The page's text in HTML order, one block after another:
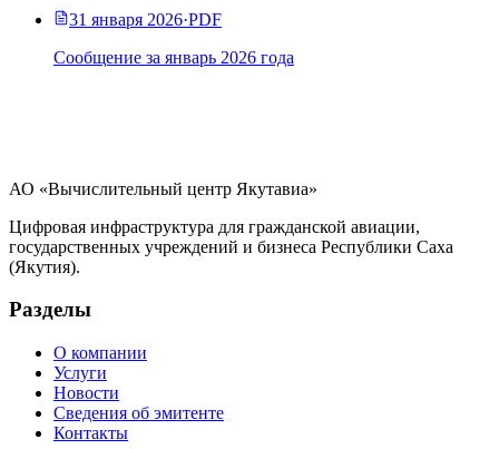
31 января 2026·PDF
Сообщение за январь 2026 года
АО «Вычислительный центр Якутавиа»
Цифровая инфраструктура для гражданской авиации,
государственных учреждений и бизнеса Республики Саха
(Якутия).
Разделы
О компании
Услуги
Новости
Сведения об эмитенте
Контакты